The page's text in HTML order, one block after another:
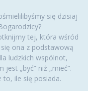
się dzisiaj
tej, która wśród
ona z podstawową
ludzkich wspólnot,
„być” niż „mieć”.
to, ile się posiada.